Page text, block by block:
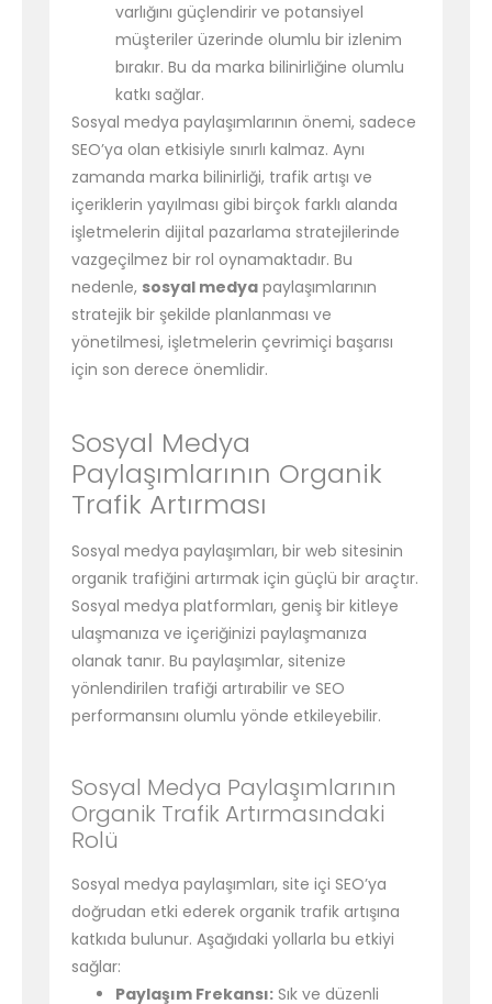
varlığını güçlendirir ve potansiyel
müşteriler üzerinde olumlu bir izlenim
bırakır. Bu da marka bilinirliğine olumlu
katkı sağlar.
Sosyal medya paylaşımlarının önemi, sadece
SEO’ya olan etkisiyle sınırlı kalmaz. Aynı
zamanda marka bilinirliği, trafik artışı ve
içeriklerin yayılması gibi birçok farklı alanda
işletmelerin dijital pazarlama stratejilerinde
vazgeçilmez bir rol oynamaktadır. Bu
nedenle, sosyal medya paylaşımlarının
stratejik bir şekilde planlanması ve
yönetilmesi, işletmelerin çevrimiçi başarısı
için son derece önemlidir.
Sosyal Medya
Paylaşımlarının Organik
Trafik Artırması
Sosyal medya paylaşımları, bir web sitesinin
organik trafiğini artırmak için güçlü bir araçtır.
Sosyal medya platformları, geniş bir kitleye
ulaşmanıza ve içeriğinizi paylaşmanıza
olanak tanır. Bu paylaşımlar, sitenize
yönlendirilen trafiği artırabilir ve SEO
performansını olumlu yönde etkileyebilir.
Sosyal Medya Paylaşımlarının
Organik Trafik Artırmasındaki
Rolü
Sosyal medya paylaşımları, site içi SEO’ya
doğrudan etki ederek organik trafik artışına
katkıda bulunur. Aşağıdaki yollarla bu etkiyi
sağlar:
Paylaşım Frekansı: Sık ve düzenli